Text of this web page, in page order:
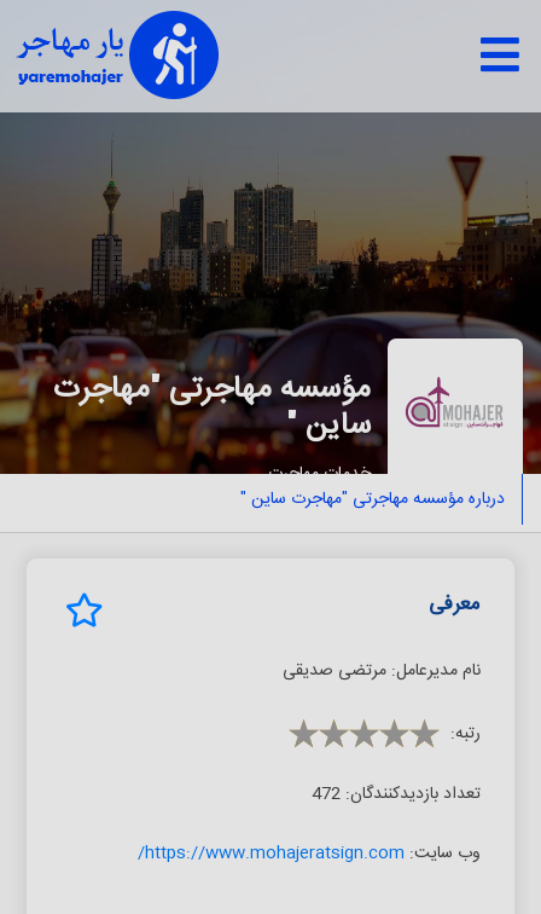
مؤسسه مهاجرتی "مهاجرت
ساین "
خدمات مهاجرت
درباره مؤسسه مهاجرتی "مهاجرت ساین "
معرفی
نام مدیرعامل: مرتضی صدیقی
رتبه:
تعداد بازدیدکنندگان: 472
وب سایت: https://www.mohajeratsign.com/